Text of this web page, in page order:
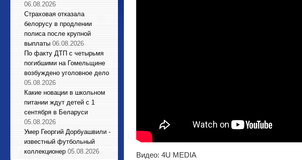
06.08.2026
Страховая отказала
белорусу в продлении
полиса после крупной
выплаты 06.08.2026
По факту ДТП с четырьмя
погибшими на Гомельщине
возбуждено уголовное дело
05.08.2026
Какие новации в школьном
питании ждут детей с 1
сентября в Беларуси
05.08.2026
Умер Георгий Дорбуашвили -
известный футбольный
коллекционер 05.08.2026 Видео: 4U MEDIA